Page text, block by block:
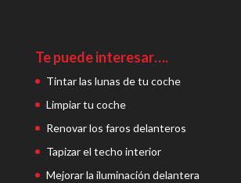
Te puede interesar….
Tintar las lunas de tu coche
Limpiar tu coche
Renovar los faros delanteros
Tapizar el techo interior
Mejorar la iluminación delantera